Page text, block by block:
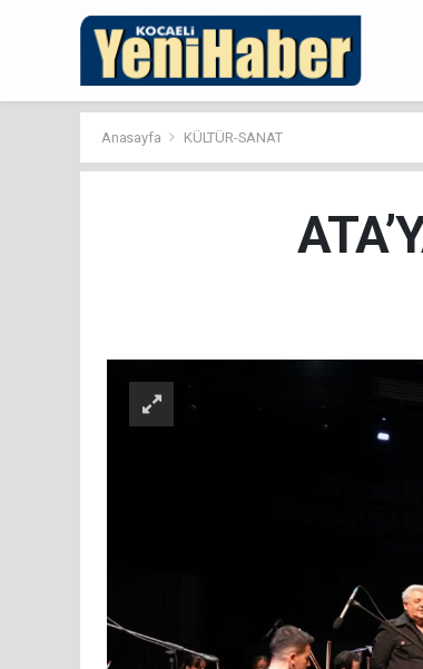
Anasayfa KÜLTÜR-SANAT